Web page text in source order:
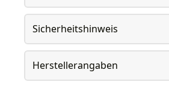
Sicherheitshinweis
Herstellerangaben